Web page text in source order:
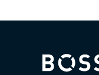
Bossard